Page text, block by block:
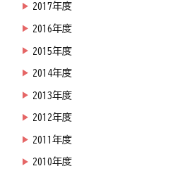
2017年度
2016年度
2015年度
2014年度
2013年度
2012年度
2011年度
2010年度